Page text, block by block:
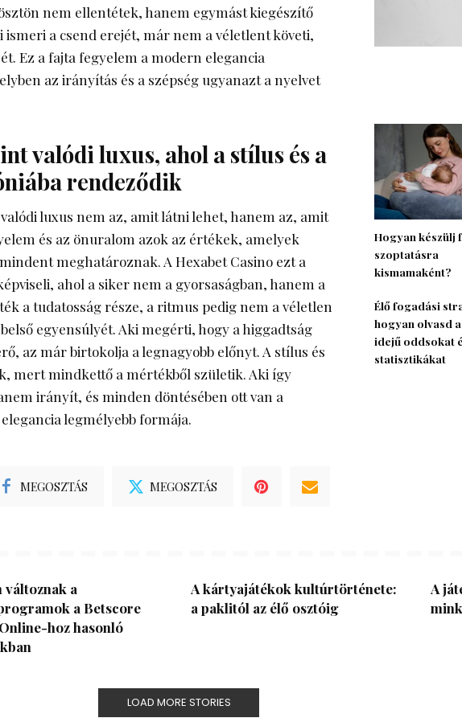
nem ellentétek, hanem egymást kiegészítő
ismeri a csend erejét, már nem a véletlent követi,
Ez a fajta fegyelem a modern elegancia
az irányítás és a szépség ugyanazt a nyelvet
valódi luxus, ahol a stílus és a
rendeződik
luxus nem az, amit látni lehet, hanem az, amit
és az önuralom azok az értékek, amelyek
meghatároznak. A Hexabet Casino ezt a
ahol a siker nem a gyorsaságban, hanem a
a tudatosság része, a ritmus pedig nem a véletlen
egyensúlyét. Aki megérti, hogy a higgadtság
az már birtokolja a legnagyobb előnyt. A stílus és
mert mindkettő a mértékből születik. Aki így
irányít, és minden döntésében ott van a
legmélyebb formája.
MEGOSZTÁS MEGOSZTÁS
Hogyan készülj
szoptatásra
kismamaként?
Élő fogadási
hogyan olvasd
idejű oddsokat
statisztikákat
változnak a
a Betscore
hoz hasonló
A kártyajátékok kultúrtörténete:
a paklitól az élő osztóig
A
LOAD MORE STORIES